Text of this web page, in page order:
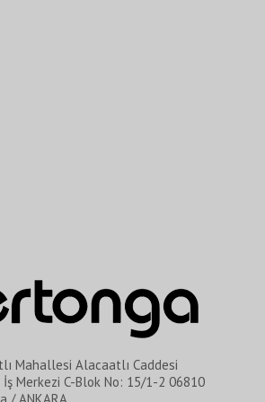
Mahallesi Alacaatlı Caddesi
İş Merkezi C-Blok No: 15/1-2 06810